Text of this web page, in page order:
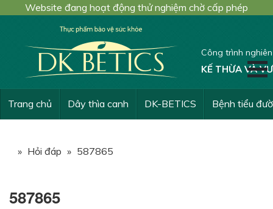
Website đang hoạt động thử nghiệm chờ cấp phép
Công trình
KẾ THỪA VÀ
Trang chủ Dây thìa canh DK-BETICS Bệnh tiểu
» Hỏi đáp » 587865
587865